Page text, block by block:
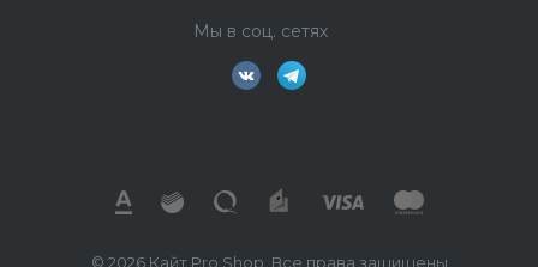
Мы в соц. сетях
© 2026 Кайт Pro Shop, Все права защищены